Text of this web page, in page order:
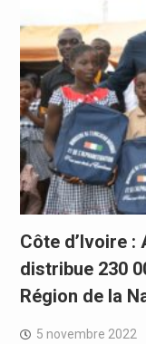
Côte d’Ivoire :
distribue 230
Région de la
5 novembre 2022